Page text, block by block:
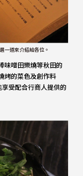
一道來介紹給各位。
味噌田樂燒等秋田的
烤的菜色及創作料
受配合行商人提供的